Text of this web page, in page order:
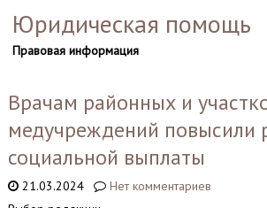
Юридическая помощь
Правовая информация
Врачам районных и
медучреждений повысили
социальной выплаты
21.03.2024
Нет комментариев